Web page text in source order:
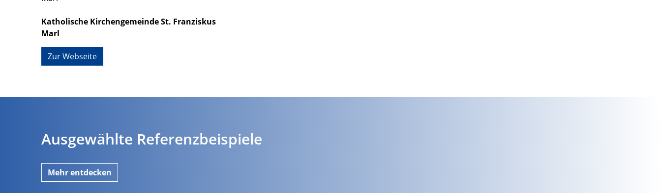
Katholische Kirchengemeinde St. Franziskus
Marl
Zur Webseite
Ausgewählte Referenzbeispiele
Mehr entdecken